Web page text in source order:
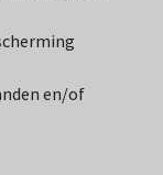
en/of